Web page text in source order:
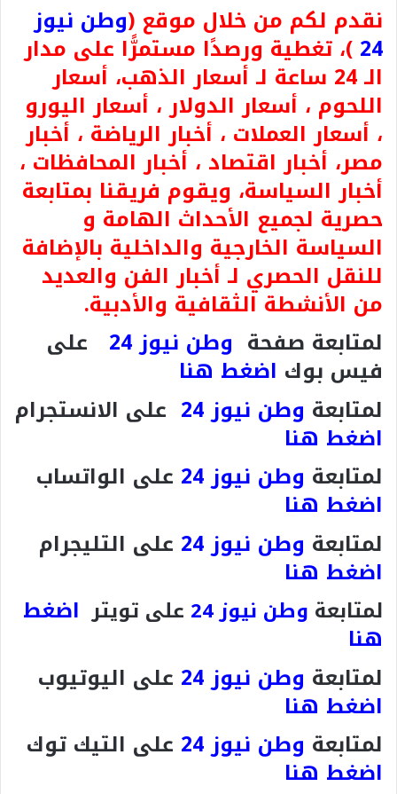
نقدم لكم من خلال موقع (وطن نيوز
24 )، تغطية ورصدًا مستمرًّا على مدار
الـ 24 ساعة لـ أسعار الذهب، أسعار
اللحوم ، أسعار الدولار ، أسعار اليورو
، أسعار العملات ، أخبار الرياضة ، أخبار
مصر، أخبار اقتصاد ، أخبار المحافظات ،
أخبار السياسة، ويقوم فريقنا بمتابعة
حصرية لجميع الأحداث الهامة و
السياسة الخارجية والداخلية بالإضافة
للنقل الحصري لـ أخبار الفن والعديد
من الأنشطة الثقافية والأدبية.
لمتابعة صفحة وطن نيوز 24 على
فيس بوك اضغط هنا
لمتابعة وطن نيوز 24 على الانستجرام
اضغط هنا
لمتابعة وطن نيوز 24 على الواتساب
اضغط هنا
لمتابعة وطن نيوز 24 على التليجرام
اضغط هنا
لمتابعة وطن نيوز 24 على تويتر اضغط
هنا
لمتابعة وطن نيوز 24 على اليوتيوب
اضغط هنا
لمتابعة وطن نيوز 24 على التيك توك
اضغط هنا